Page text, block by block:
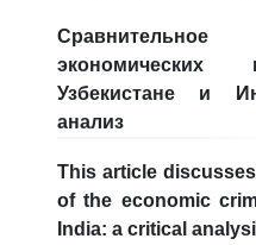
экономических
Узбекистане и
анализ
This article
of the economic
India: a critical